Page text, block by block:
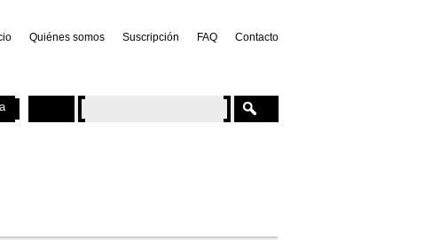
Quiénes somos Suscripción FAQ Contacto